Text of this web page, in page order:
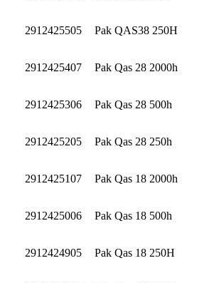
2912425505 Pak QAS38 250H
2912425407 Pak Qas 28 2000h
2912425306 Pak Qas 28 500h
2912425205 Pak Qas 28 250h
2912425107 Pak Qas 18 2000h
2912425006 Pak Qas 18 500h
2912424905 Pak Qas 18 250H